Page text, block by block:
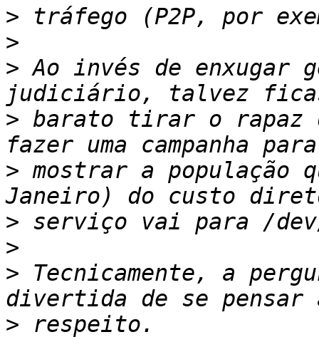
>
>
> Ao invés de enxugar
> barato tirar o rapaz
> mostrar a população
>
>
> Tecnicamente, a
>